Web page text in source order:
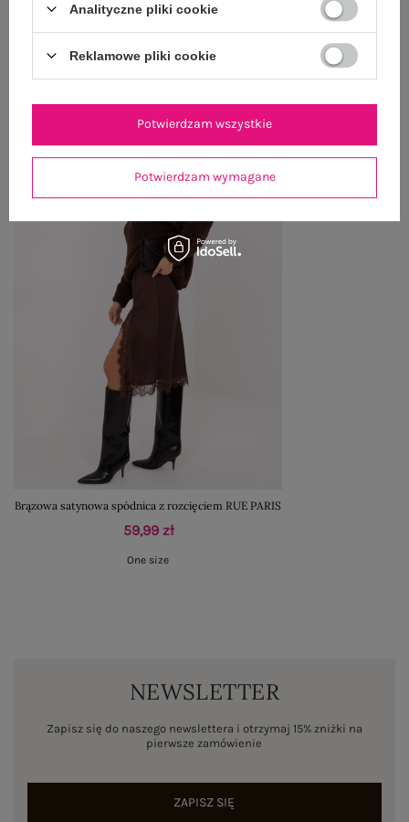
OSTATNIO OGLĄDANE
Brązowa satynowa spódnica z rozcięciem RUE PARIS
59,99 zł
One size
NEWSLETTER
Zapisz się do naszego newslettera i otrzymaj 15% zniżki na
pierwsze zamówienie
ZAPISZ SIĘ
Analityczne pliki cookie
Reklamowe pliki cookie
Potwierdzam wymagane
Potwierdzam wszystkie